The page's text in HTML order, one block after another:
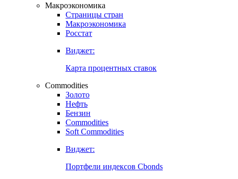
Макроэкономика
Страницы стран
Макроэкономика
Росстат
Виджет:
Карта процентных ставок
Commodities
Золото
Нефть
Бензин
Commodities
Soft Commodities
Виджет:
Портфели индексов Cbonds